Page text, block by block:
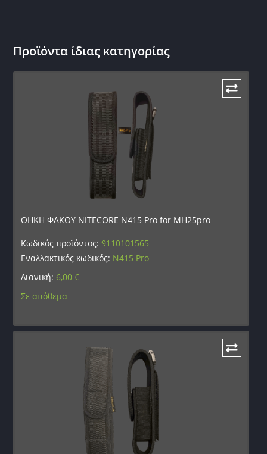
Προϊόντα ίδιας κατηγορίας
ΘΗΚΗ ΦΑΚΟΥ NITECORE N415 Pro for MH25pro
Κωδικός προϊόντος:9110101565
Εναλλακτικός κωδικός: N415 Pro
Λιανική: 6,00€
Σε απόθεμα